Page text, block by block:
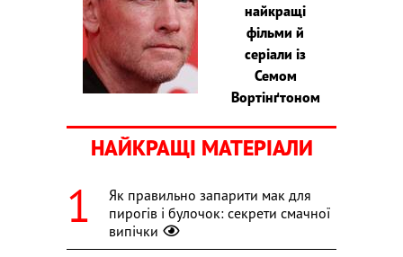
найкращі
фільми й
серіали із
Семом
Вортінґтоном
НАЙКРАЩІ МАТЕРІАЛИ
Як правильно запарити мак для
пирогів і булочок: секрети смачної
випічки